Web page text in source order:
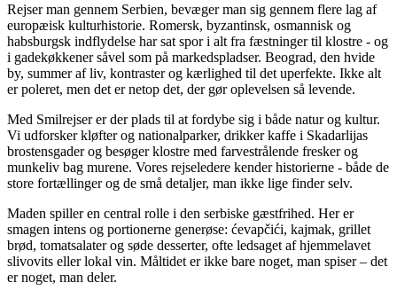
Rejser man gennem Serbien, bevæger man sig gennem flere lag af
europæisk kulturhistorie. Romersk, byzantinsk, osmannisk og
habsburgsk indflydelse har sat spor i alt fra fæstninger til klostre - og
i gadekøkkener såvel som på markedspladser. Beograd, den hvide
by, summer af liv, kontraster og kærlighed til det uperfekte. Ikke alt
er poleret, men det er netop det, der gør oplevelsen så levende.
Med Smilrejser er der plads til at fordybe sig i både natur og kultur.
Vi udforsker kløfter og nationalparker, drikker kaffe i Skadarlijas
brostensgader og besøger klostre med farvestrålende fresker og
munkeliv bag murene. Vores rejseledere kender historierne - både de
store fortællinger og de små detaljer, man ikke lige finder selv.
Maden spiller en central rolle i den serbiske gæstfrihed. Her er
smagen intens og portionerne generøse: ćevapčići, kajmak, grillet
brød, tomatsalater og søde desserter, ofte ledsaget af hjemmelavet
slivovits eller lokal vin. Måltidet er ikke bare noget, man spiser – det
er noget, man deler.